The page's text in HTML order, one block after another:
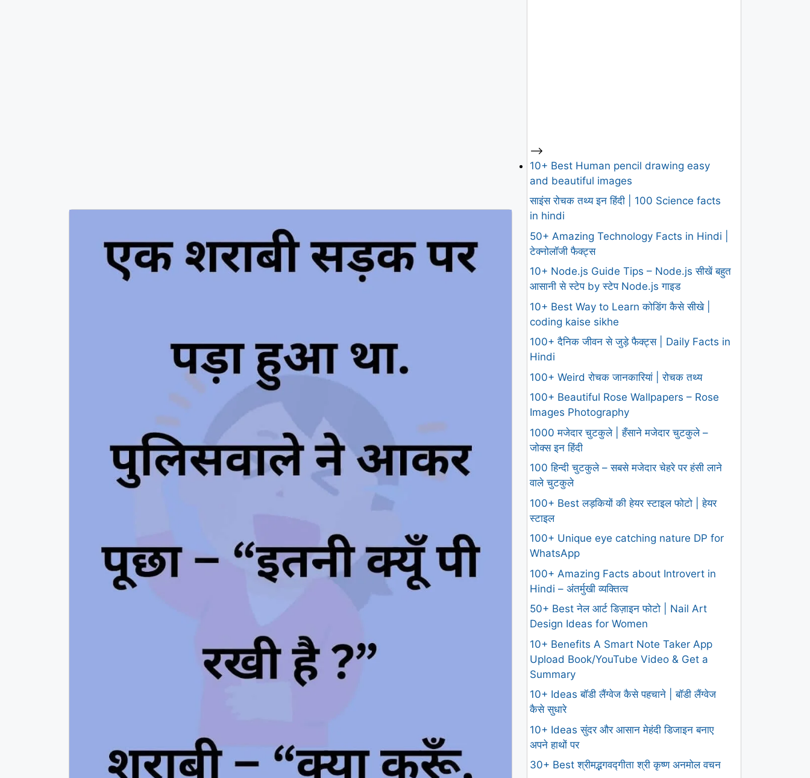
-->
10+ Best Human pencil drawing easy
and beautiful images
साइंस रोचक तथ्य इन हिंदी | 100 Science facts
in hindi
50+ Amazing Technology Facts in Hindi |
टेक्नोलॉजी फैक्ट्स
10+ Node.js Guide Tips – Node.js सीखें बहुत
आसानी से स्टेप by स्टेप Node.js गाइड
10+ Best Way to Learn कोडिंग कैसे सीखे |
coding kaise sikhe
100+ दैनिक जीवन से जुड़े फैक्ट्स | Daily Facts in
Hindi
100+ Weird रोचक जानकारियां | रोचक तथ्य
100+ Beautiful Rose Wallpapers – Rose
Images Photography
1000 मजेदार चुटकुले | हँसाने मजेदार चुटकुले –
जोक्स इन हिंदी
100 हिन्दी चुटकुले – सबसे मजेदार चेहरे पर हंसी लाने
वाले चुटकुले
100+ Best लड़कियों की हेयर स्टाइल फोटो | हेयर
स्टाइल
100+ Unique eye catching nature DP for
WhatsApp
100+ Amazing Facts about Introvert in
Hindi – अंतर्मुखी व्यक्तित्व
50+ Best नेल आर्ट डिज़ाइन फोटो | Nail Art
Design Ideas for Women
10+ Benefits A Smart Note Taker App
Upload Book/YouTube Video & Get a
Summary
10+ Ideas बॉडी लैंग्वेज कैसे पहचाने | बॉडी लैंग्वेज
कैसे सुधारे
10+ Ideas सुंदर और आसान मेहंदी डिजाइन बनाए
अपने हाथों पर
30+ Best श्रीमद्भगवद्गीता श्री कृष्ण अनमोल वचन